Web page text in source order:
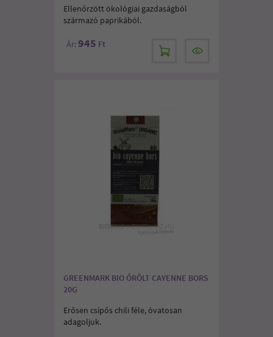
Ellenőrzött ökológiai gazdaságból
származó paprikából.
Ár: 945 Ft
GREENMARK BIO ŐRÖLT CAYENNE BORS
20G
Erősen csípős chili féle, óvatosan
adagoljuk.